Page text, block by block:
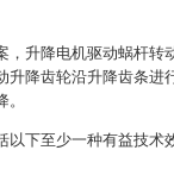
，升降电机驱动蜗杆转
升降齿轮沿升降齿条进
以下至少一种有益技术